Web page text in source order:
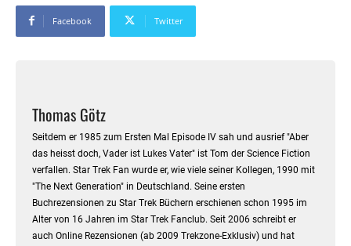
Facebook Twitter
Thomas Götz
Seitdem er 1985 zum Ersten Mal Episode IV sah und ausrief "Aber
das heisst doch, Vader ist Lukes Vater" ist Tom der Science Fiction
verfallen. Star Trek Fan wurde er, wie viele seiner Kollegen, 1990 mit
"The Next Generation" in Deutschland. Seine ersten
Buchrezensionen zu Star Trek Büchern erschienen schon 1995 im
Alter von 16 Jahren im Star Trek Fanclub. Seit 2006 schreibt er
auch Online Rezensionen (ab 2009 Trekzone-Exklusiv) und hat